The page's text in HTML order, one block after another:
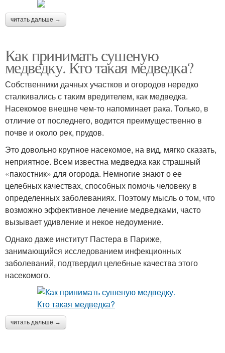
читать дальше →
Как принимать сушеную
медведку. Кто такая медведка?
Собственники дачных участков и огородов нередко
сталкивались с таким вредителем, как медведка.
Насекомое внешне чем-то напоминает рака. Только, в
отличие от последнего, водится преимущественно в
почве и около рек, прудов.
Это довольно крупное насекомое, на вид, мягко сказать,
неприятное. Всем известна медведка как страшный
«пакостник» для огорода. Немногие знают о ее
целебных качествах, способных помочь человеку в
определенных заболеваниях. Поэтому мысль о том, что
возможно эффективное лечение медведками, часто
вызывает удивление и некое недоумение.
Однако даже институт Пастера в Париже,
занимающийся исследованием инфекционных
заболеваний, подтвердил целебные качества этого
насекомого.
читать дальше →